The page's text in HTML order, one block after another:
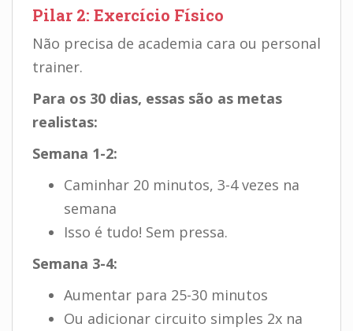
Pilar 2: Exercício Físico
Não precisa de academia cara ou personal
trainer.
Para os 30 dias, essas são as metas
realistas:
Semana 1-2:
Caminhar 20 minutos, 3-4 vezes na
semana
Isso é tudo! Sem pressa.
Semana 3-4:
Aumentar para 25-30 minutos
Ou adicionar circuito simples 2x na